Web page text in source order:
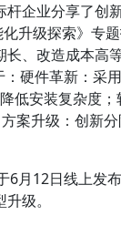
企业分享了创
升级探索》专
、改造成本高
硬件革新：采
低安装复杂度
案升级：创新
月12日线上发
级。